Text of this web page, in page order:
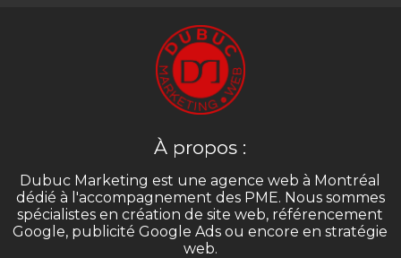
À propos :
Dubuc Marketing est une agence web à Montréal
dédié à l'accompagnement des PME. Nous sommes
spécialistes en création de site web, référencement
Google, publicité Google Ads ou encore en stratégie
web.